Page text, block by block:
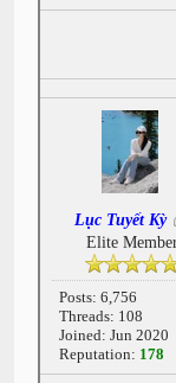
Lục Tuyết Kỳ
Elite
Posts: 6,756
Threads: 108
Joined: Jun 2020
Reputation: 178